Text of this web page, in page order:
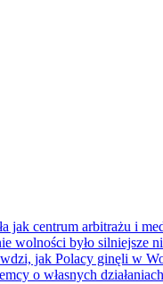
jak centrum arbitrażu i
wolności było silniejsze
jak Polacy ginęli w
o własnych